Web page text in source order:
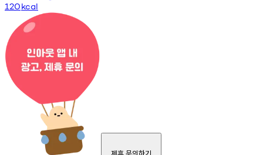
120kcal
제휴 문의하기